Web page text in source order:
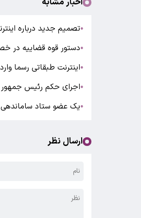
●تصمیم جدید درباره
●دستور قوه قضاییه در
●اینترنت طبقاتی رسما
●اجرای حکم رئیس جمهور
●یک عضو ستاد
ارسال نظر